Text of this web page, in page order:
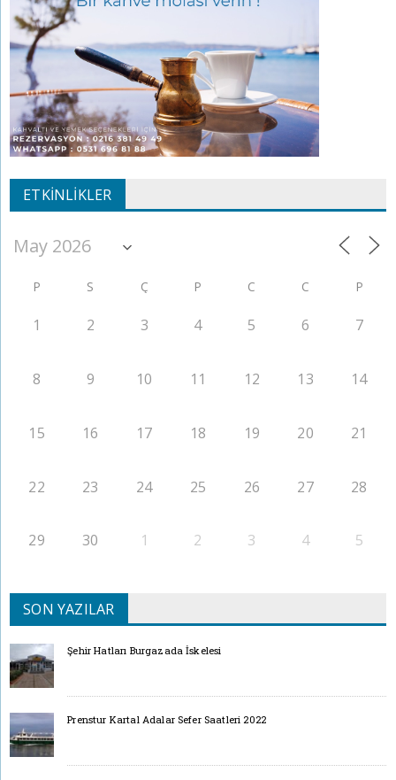
ETKINLIKLER
P S Ç P C C P
1 2 3 4 5 6 7
8 9 10 11 12 13 14
15 16 17 18 19 20 21
22 23 24 25 26 27 28
29 30 1 2 3 4 5
SON YAZILAR
Şehir Hatları Burgazada İskelesi
Prenstur Kartal Adalar Sefer Saatleri 2022